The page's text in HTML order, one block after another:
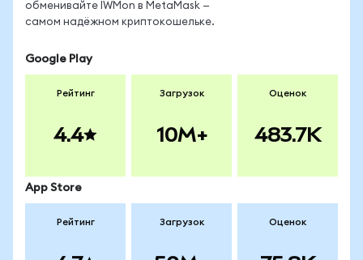
обменивайте IWMon в MetaMask —
самом надёжном криптокошельке.
Google Play
Рейтинг
4.4
Загрузок
10M+
Оценок
483.7K
App Store
Рейтинг Загрузок Оценок